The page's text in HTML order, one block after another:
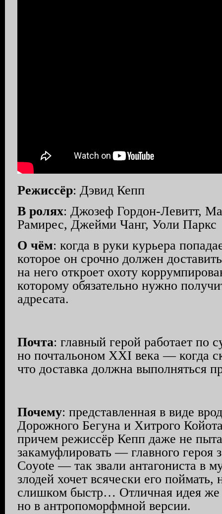
Режиссёр: Дэвид Кепп
В ролях: Джозеф Гордон-Левитт,
Рамирес, Джейми Чанг, Уоли Паркс
О чём: когда в руки курьера
которое он срочно должен
на него откроет охоту
которому обязательно нужно
адресата.
Почта: главный герой работает по
но почтальоном XXI века — когда
что доставка должна выполняться
Почему: представленная в виде
Дорожного Бегуна и Хитрого
причем режиссёр Кепп даже не
закамуфлировать — главного героя
Coyote — так звали антагониста в
злодей хочет всячески его поймать,
слишком быстр… Отличная идея
но в антропоморфмной версии.